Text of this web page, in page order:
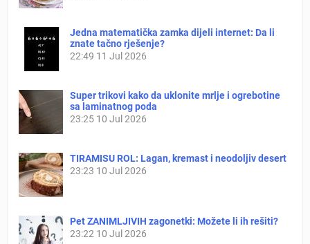
Jedna matematička zamka dijeli internet: Da li
znate tačno rješenje?
22:49 11 Jul 2026
Super trikovi kako da uklonite mrlje i ogrebotine
sa laminatnog poda
23:25 10 Jul 2026
TIRAMISU ROL: Lagan, kremast i neodoljiv desert
23:23 10 Jul 2026
Pet ZANIMLJIVIH zagonetki: Možete li ih rešiti?
23:22 10 Jul 2026